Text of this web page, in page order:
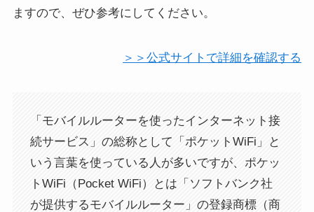
ますので、ぜひ参考にしてください。
＞＞公式サイトで詳細を確認する
「モバイルルーターを使ったインターネット接
続サービス」の総称として「ポケットWiFi」と
いう言葉を使っている人が多いですが、ポケッ
トWiFi（Pocket WiFi）とは「ソフトバンク社
が提供するモバイルルーター」の登録商標（商